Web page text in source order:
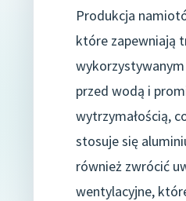
Produkcja
które zapewniają
przed wodą i
wytrzymałością,
stosuje się
również zwrócić
wentylacyjne,